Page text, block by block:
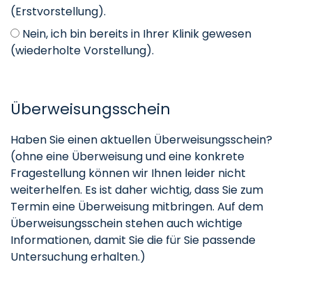
(Erstvorstellung).
Nein, ich bin bereits in Ihrer Klinik gewesen
(wiederholte Vorstellung).
Überweisungsschein
Haben Sie einen aktuellen Überweisungsschein?
(ohne eine Überweisung und eine konkrete
Fragestellung können wir Ihnen leider nicht
weiterhelfen. Es ist daher wichtig, dass Sie zum
Termin eine Überweisung mitbringen. Auf dem
Überweisungsschein stehen auch wichtige
Informationen, damit Sie die für Sie passende
Untersuchung erhalten.)